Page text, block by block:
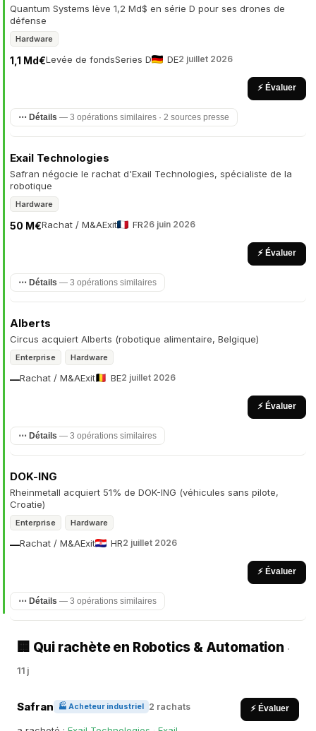
Quantum Systems lève 1,2 Md$ en série D pour ses drones de
défense
Hardware
Levée de fonds
1,1 Md€ Series D DE2 juillet 2026
⚡ Évaluer
⋯ Détails — 3 opérations similaires · 2 sources presse
Exail Technologies
Safran négocie le rachat d'Exail Technologies, spécialiste de la
robotique
Hardware
Rachat / M&A
50 M€ Exit FR26 juin 2026
⚡ Évaluer
⋯ Détails — 3 opérations similaires
Alberts
Circus acquiert Alberts (robotique alimentaire, Belgique)
Enterprise Hardware
Rachat / M&A
— Exit BE2 juillet 2026
⚡ Évaluer
⋯ Détails — 3 opérations similaires
DOK-ING
Rheinmetall acquiert 51% de DOK-ING (véhicules sans pilote,
Croatie)
Enterprise Hardware
Rachat / M&A
— Exit HR2 juillet 2026
⚡ Évaluer
⋯ Détails — 3 opérations similaires
🏢 Qui rachète en Robotics & Automation ·
11 j
Safran 🏭 Acheteur industriel 2 rachats ⚡ Évaluer